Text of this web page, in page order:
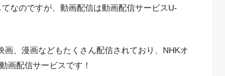
なのですが、動画配信は動画配信サービスU-
、漫画などもたくさん配信されており、NHKオ
画配信サービスです！